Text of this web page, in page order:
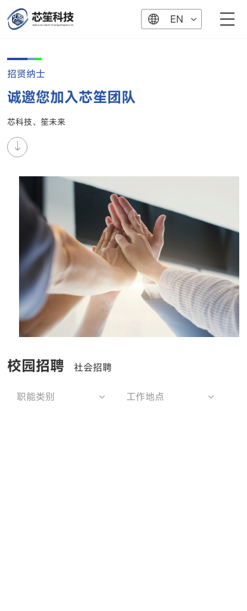
EN
招贤纳士
诚邀您加入芯笙团队
芯科技、笙未来
校园招聘 社会招聘
职能类别 工作地点